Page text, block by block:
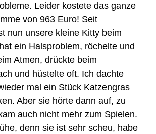
Leider kostete das ganze
von 963 Euro! Seit
nun unsere kleine Kitty beim
ein Halsproblem, röchelte und
Atmen, drückte beim
und hüstelte oft. Ich dachte
mal ein Stück Katzengras
Aber sie hörte dann auf, zu
auch nicht mehr zum Spielen.
denn sie ist sehr scheu, habe